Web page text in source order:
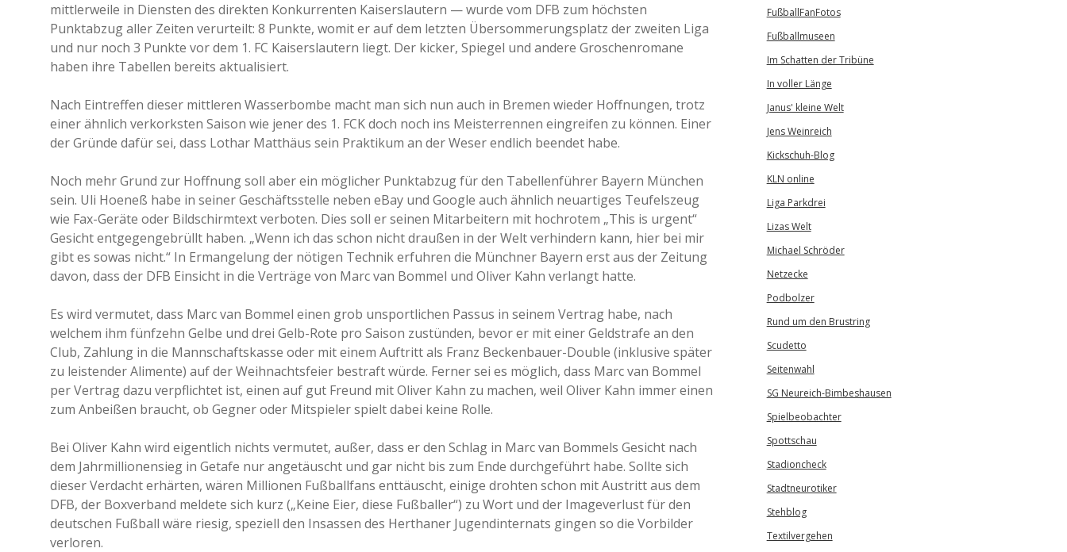
mittlerweile in Diensten des direkten Konkurrenten Kaiserslautern — wurde vom DFB zum höchsten
Punktabzug aller Zeiten verurteilt: 8 Punkte, womit er auf dem letzten Übersommerungsplatz der zweiten Liga
und nur noch 3 Punkte vor dem 1. FC Kaiserslautern liegt. Der kicker, Spiegel und andere Groschenromane
haben ihre Tabellen bereits aktualisiert.
Nach Eintreffen dieser mittleren Wasserbombe macht man sich nun auch in Bremen wieder Hoffnungen, trotz
einer ähnlich verkorksten Saison wie jener des 1. FCK doch noch ins Meisterrennen eingreifen zu können. Einer
der Gründe dafür sei, dass Lothar Matthäus sein Praktikum an der Weser endlich beendet habe.
Noch mehr Grund zur Hoffnung soll aber ein möglicher Punktabzug für den Tabellenführer Bayern München
sein. Uli Hoeneß habe in seiner Geschäftsstelle neben eBay und Google auch ähnlich neuartiges Teufelszeug
wie Fax-Geräte oder Bildschirmtext verboten. Dies soll er seinen Mitarbeitern mit hochrotem „This is urgent“
Gesicht entgegengebrüllt haben. „Wenn ich das schon nicht draußen in der Welt verhindern kann, hier bei mir
gibt es sowas nicht.“ In Ermangelung der nötigen Technik erfuhren die Münchner Bayern erst aus der Zeitung
davon, dass der DFB Einsicht in die Verträge von Marc van Bommel und Oliver Kahn verlangt hatte.
Es wird vermutet, dass Marc van Bommel einen grob unsportlichen Passus in seinem Vertrag habe, nach
welchem ihm fünfzehn Gelbe und drei Gelb-Rote pro Saison zustünden, bevor er mit einer Geldstrafe an den
Club, Zahlung in die Mannschaftskasse oder mit einem Auftritt als Franz Beckenbauer-Double (inklusive später
zu leistender Alimente) auf der Weihnachtsfeier bestraft würde. Ferner sei es möglich, dass Marc van Bommel
per Vertrag dazu verpflichtet ist, einen auf gut Freund mit Oliver Kahn zu machen, weil Oliver Kahn immer einen
zum Anbeißen braucht, ob Gegner oder Mitspieler spielt dabei keine Rolle.
Bei Oliver Kahn wird eigentlich nichts vermutet, außer, dass er den Schlag in Marc van Bommels Gesicht nach
dem Jahrmillionensieg in Getafe nur angetäuscht und gar nicht bis zum Ende durchgeführt habe. Sollte sich
dieser Verdacht erhärten, wären Millionen Fußballfans enttäuscht, einige drohten schon mit Austritt aus dem
DFB, der Boxverband meldete sich kurz („Keine Eier, diese Fußballer“) zu Wort und der Imageverlust für den
deutschen Fußball wäre riesig, speziell den Insassen des Herthaner Jugendinternats gingen so die Vorbilder
verloren.
FußballFanFotos
Fußballmuseen
Im Schatten der Tribüne
In voller Länge
Janus' kleine Welt
Jens Weinreich
Kickschuh-Blog
KLN online
Liga Parkdrei
Lizas Welt
Michael Schröder
Netzecke
Podbolzer
Rund um den Brustring
Scudetto
Seitenwahl
SG Neureich-Bimbeshausen
Spielbeobachter
Spottschau
Stadioncheck
Stadtneurotiker
Stehblog
Textilvergehen